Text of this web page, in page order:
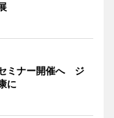
ミナー開催へ ジ
に